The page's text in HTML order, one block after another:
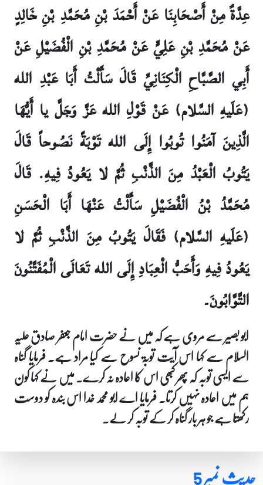
عِدَّةٌ مِنْ أَصْحَابِنَا عَنْ أَحْمَدَ بْنِ مُحَمَّدِ بْنِ خَالِدٍ
عَنْ مُحَمَّدِ بْنِ عَلِيٍّ عَنْ مُحَمَّدِ بْنِ الْفُضَيْلِ عَنْ
أَبِي الصَّبَّاحِ الْكِنَانِيِّ قَالَ سَأَلْتُ أَبَا عَبْدِ الله
(عَلَيهِ السَّلام) عَنْ قَوْلِ الله عَزَّ وَجَلَّ يا أَيُّهَا
الَّذِينَ آمَنُوا تُوبُوا إِلَى الله تَوْبَةً نَصُوحاً قَالَ
يَتُوبُ الْعَبْدُ مِنَ الذَّنْبِ ثُمَّ لا يَعُودُ فِيهِ. قَالَ
مُحَمَّدُ بْنُ الْفُضَيْلِ سَأَلْتُ عَنْهَا أَبَا الْحَسَنِ
(عَلَيهِ السَّلام) فَقَالَ يَتُوبُ مِنَ الذَّنْبِ ثُمَّ لا
يَعُودُ فِيهِ وَأَحَبُّ الْعِبَادِ إِلَى الله تَعَالَى الْمُفَتَّنُونَ
التَّوَّابُونَ۔
ابو بصیر سے مروی ہے کہ میں نے حضرت امام جعفر صادق علیہ
السلام سے کہا اس آیت توبۃ نسوح سے کیا مراد ہے۔ فرمایا گناہ
سے ایسی توبہ کہ پھر کبھی اس کا اعادہ نہ کرے۔ میں نے کہا کون
ہم میں اعادہ نہیں کرتا۔ فرمایا اے ابو محمد خدا اس بندہ کو دوست
رکھتا ہے جو ہر بار گناہ کر کے توبہ کر لے۔
حدیث نمبر 5